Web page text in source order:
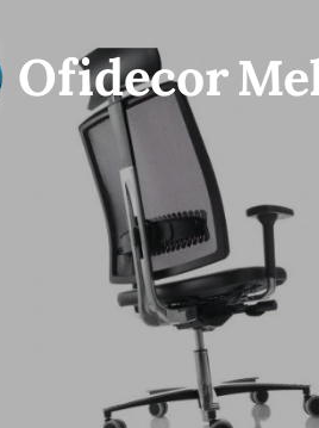
Ofidecor